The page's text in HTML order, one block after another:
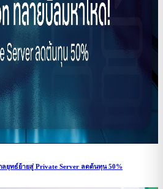
ยุทธ์ย้ายสู่ Private Server ลดต้นทุน 50%